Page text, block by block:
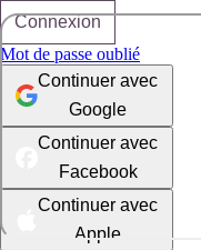
Connexion
Mot de passe oublié
Continuer avec
Google
Continuer avec
Facebook
Continuer avec
Apple